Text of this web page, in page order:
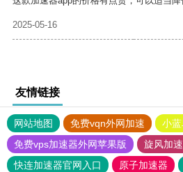
2025-05-16
友情链接
网站地图 免费vqn外网加速
小
免费vps加速器外网苹果版
旋风加
快连加速器官网入口
原子加速器